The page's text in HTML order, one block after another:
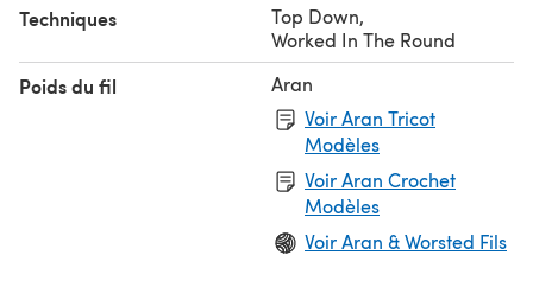
Techniques Top Down,
Worked In The Round
Poids du fil
Aran
Voir Aran Tricot
Modèles
Voir Aran Crochet
Modèles
Voir Aran & Worsted Fils